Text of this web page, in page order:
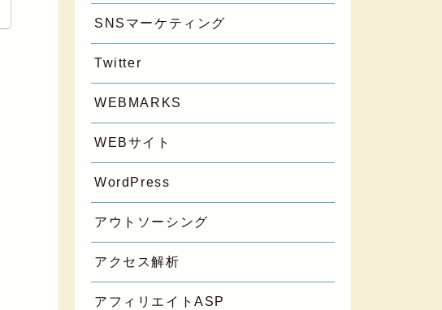
SNSマーケティング
Twitter
WEBMARKS
WEBサイト
WordPress
アウトソーシング
アクセス解析
アフィリエイトASP